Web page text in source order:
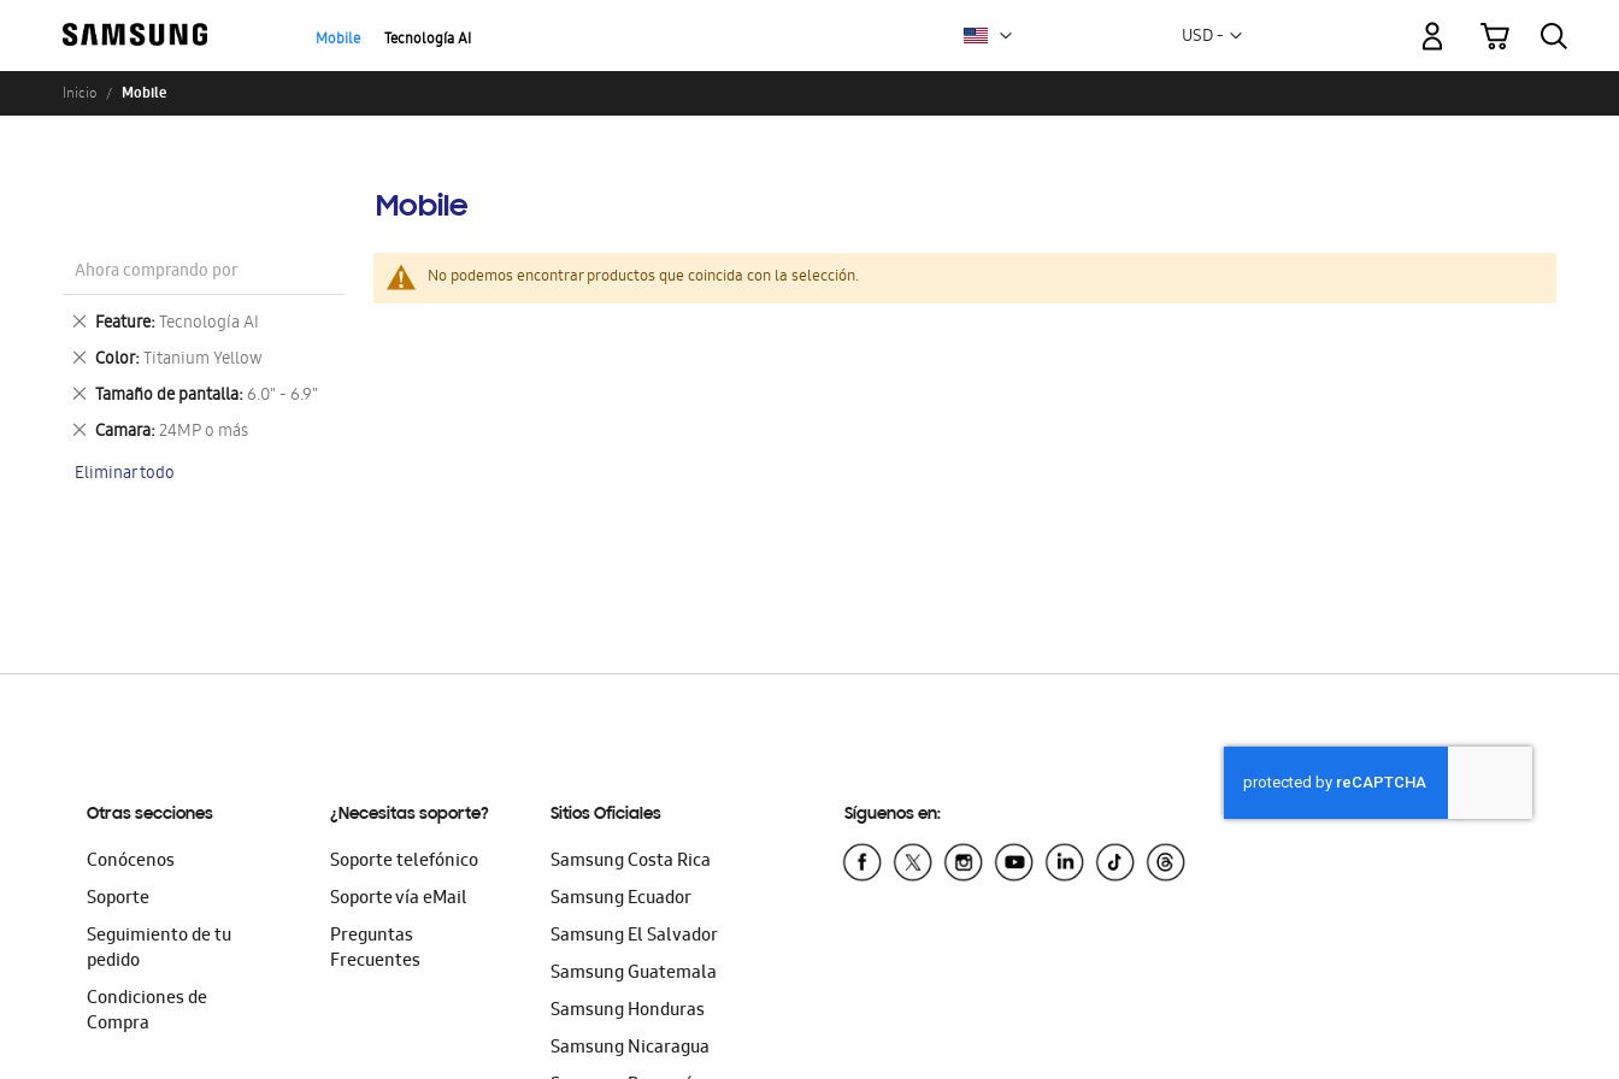
Mobile Tecnología AI Moneda
USD -
Mi carrito
Inicio Mobile
Mobile
No podemos encontrar productos que coincida con la selección.
Ahora comprando por
Feature Tecnología AI
Eliminar
este
artículo
Color Titanium Yellow
Eliminar
este
artículo
Tamaño de pantalla 6.0" - 6.9"
Eliminar
este
artículo
Camara 24MP o más
Eliminar
artículo
Eliminar todo
Otras secciones
Conócenos
Soporte
Seguimiento de tu
pedido
Condiciones de
Compra
¿Necesitas soporte?
Soporte telefónico
Soporte vía eMail
Preguntas
Frecuentes
Sitios Oficiales
Samsung Costa Rica
Samsung Ecuador
Samsung El Salvador
Samsung Guatemala
Samsung Honduras
Samsung Nicaragua
Síguenos en: